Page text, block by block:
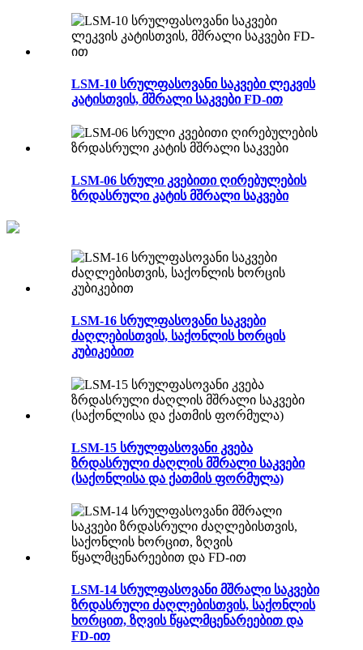
LSM-10 სრულფასოვანი საკვები ლეკვის
კატისთვის, მშრალი საკვები FD-ით
LSM-06 სრული კვებითი ღირებულების
ზრდასრული კატის მშრალი საკვები
LSM-16 სრულფასოვანი საკვები
ძაღლებისთვის, საქონლის ხორცის
კუბიკებით
LSM-15 სრულფასოვანი კვება
ზრდასრული ძაღლის მშრალი საკვები
(საქონლისა და ქათმის ფორმულა)
LSM-14 სრულფასოვანი მშრალი საკვები
ზრდასრული ძაღლებისთვის, საქონლის
ხორცით, ზღვის წყალმცენარეებით და
FD-ით